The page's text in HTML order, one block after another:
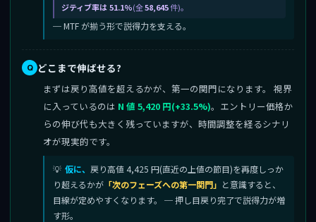
ジティブ率は 51.1%(全58,645件)。
─ MTF が揃う形で説得力を支える。
どこまで伸ばせる?
まずは戻り高値を超えるかが、第一の関門になります。 視界
に入っているのは N 値 5,420 円(+33.5%)。エントリー価格か
らの伸び代も大きく残っていますが、時間調整を経るシナリ
オが現実的です。
仮に、 戻り高値 4,425 円(直近の上値の節目)を再度しっか
り超えるかが 「次のフェーズへの第一関門」 と意識すると、
目線が定めやすくなります。 ─ 押し目戻り完了で説得力が増
す形。